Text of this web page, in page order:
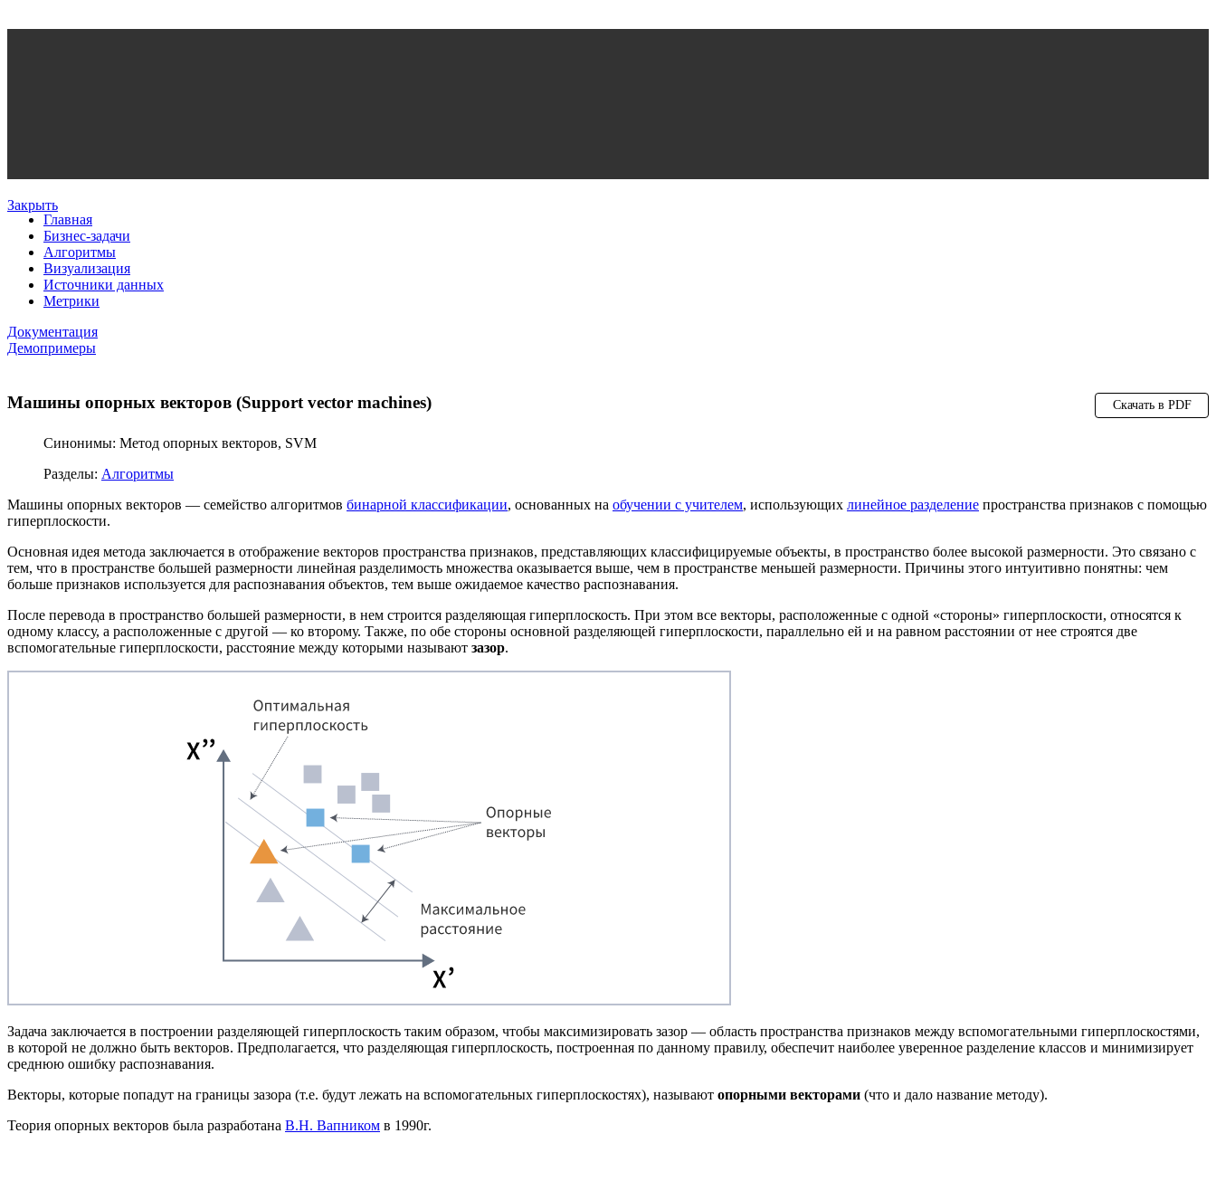
Закрыть
Главная
Бизнес-задачи
Алгоритмы
Визуализация
Источники данных
Метрики
Документация
Демопримеры
Машины опорных векторов (Support vector machines) Скачать в PDF
Синонимы: Метод опорных векторов, SVM
Разделы: Алгоритмы
Машины опорных векторов — семейство алгоритмов бинарной классификации, основанных на обучении с учителем, использующих линейное разделение пространства признаков с помощью
гиперплоскости.
Основная идея метода заключается в отображение векторов пространства признаков, представляющих классифицируемые объекты, в пространство более высокой размерности. Это связано с
тем, что в пространстве большей размерности линейная разделимость множества оказывается выше, чем в пространстве меньшей размерности. Причины этого интуитивно понятны: чем
больше признаков используется для распознавания объектов, тем выше ожидаемое качество распознавания.
После перевода в пространство большей размерности, в нем строится разделяющая гиперплоскость. При этом все векторы, расположенные с одной «стороны» гиперплоскости, относятся к
одному классу, а расположенные с другой — ко второму. Также, по обе стороны основной разделяющей гиперплоскости, параллельно ей и на равном расстоянии от нее строятся две
вспомогательные гиперплоскости, расстояние между которыми называют зазор.
Задача заключается в построении разделяющей гиперплоскость таким образом, чтобы максимизировать зазор — область пространства признаков между вспомогательными гиперплоскостями,
в которой не должно быть векторов. Предполагается, что разделяющая гиперплоскость, построенная по данному правилу, обеспечит наиболее уверенное разделение классов и минимизирует
среднюю ошибку распознавания.
Векторы, которые попадут на границы зазора (т.е. будут лежать на вспомогательных гиперплоскостях), называют опорными векторами (что и дало название методу).
Теория опорных векторов была разработана В.Н. Вапником в 1990г.